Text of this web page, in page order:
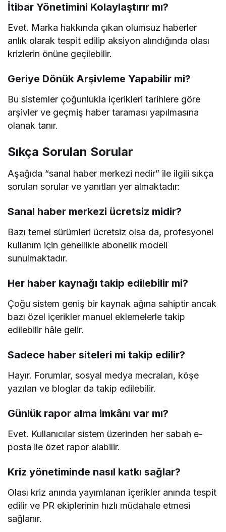
İtibar Yönetimini Kolaylaştırır mı?
Evet. Marka hakkında çıkan olumsuz haberler
anlık olarak tespit edilip aksiyon alındığında olası
krizlerin önüne geçilebilir.
Geriye Dönük Arşivleme Yapabilir mi?
Bu sistemler çoğunlukla içerikleri tarihlere göre
arşivler ve geçmiş haber taraması yapılmasına
olanak tanır.
Sıkça Sorulan Sorular
Aşağıda “sanal haber merkezi nedir” ile ilgili sıkça
sorulan sorular ve yanıtları yer almaktadır:
Sanal haber merkezi ücretsiz midir?
Bazı temel sürümleri ücretsiz olsa da, profesyonel
kullanım için genellikle abonelik modeli
sunulmaktadır.
Her haber kaynağı takip edilebilir mi?
Çoğu sistem geniş bir kaynak ağına sahiptir ancak
bazı özel içerikler manuel eklemelerle takip
edilebilir hâle gelir.
Sadece haber siteleri mi takip edilir?
Hayır. Forumlar, sosyal medya mecraları, köşe
yazıları ve bloglar da takip edilebilir.
Günlük rapor alma imkânı var mı?
Evet. Kullanıcılar sistem üzerinden her sabah e-
posta ile özet rapor alabilir.
Kriz yönetiminde nasıl katkı sağlar?
Olası kriz anında yayımlanan içerikler anında tespit
edilir ve PR ekiplerinin hızlı müdahale etmesi
sağlanır.